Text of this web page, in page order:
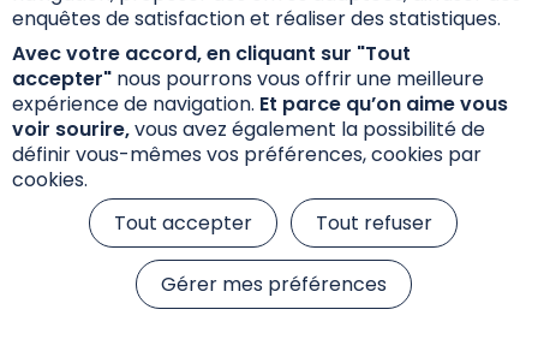
enquêtes de satisfaction et réaliser des statistiques.
Avec votre accord, en cliquant sur "Tout
accepter" nous pourrons vous offrir une meilleure
expérience de navigation. Et parce qu’on aime vous
voir sourire,vous avez également la possibilité de
définir vous-mêmes vos préférences, cookies par
cookies.
Tout accepter
Tout refuser
Gérer mes préférences
Les investisseurs qui envisagent de souscrire
doivent préalablement lire attentivement le
prospectus mentionnant les caractéristiques, les
risques et les frais. Le prospectus, le DIC PRIIPs et
les fiches fonds sont disponibles ci-dessous.
Documents d'information
Fiche Reporting